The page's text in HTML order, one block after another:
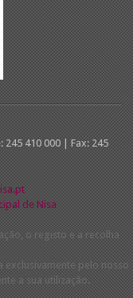
410 000 | Fax: 245
de Nisa
o registo e a recolha
exclusivamente pelo nosso
a sua utilização.